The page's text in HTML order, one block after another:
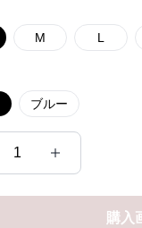
M L
ブルー
1
購入